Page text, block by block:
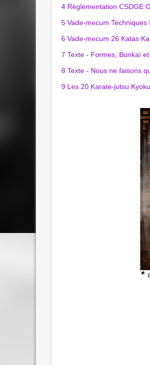
4 Règlementation CSDGE
5 Vade-mecum Techniques
6 Vade-mecum 26 Katas
7 Texte - Formes, Bunkaï
8 Texte - Nous ne faisons
9 Les 20 Karate-jutsu